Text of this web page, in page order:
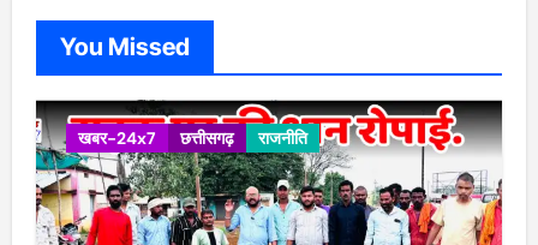
You Missed
खबर-24x7 छत्तीसगढ़ राजनीति